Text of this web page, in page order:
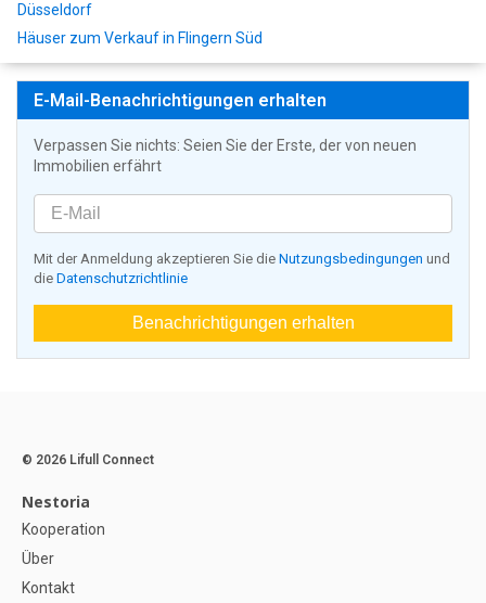
Düsseldorf
Häuser zum Verkauf in Flingern Süd
E-Mail-Benachrichtigungen erhalten
Verpassen Sie nichts: Seien Sie der Erste, der von neuen
Immobilien erfährt
Mit der Anmeldung akzeptieren Sie die Nutzungsbedingungen und
die Datenschutzrichtlinie
Benachrichtigungen erhalten
© 2026 Lifull Connect
Nestoria
Kooperation
Über
Kontakt